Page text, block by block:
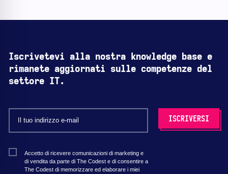
Iscrivetevi alla nostra knowledge base e
rimanete aggiornati sulle competenze del
settore IT.
Accetto di ricevere comunicazioni di marketing e
di vendita da parte di The Codest e di consentire a
The Codest di memorizzare ed elaborare i miei